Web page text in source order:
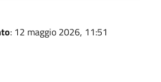
: 12 maggio 2026, 11:51